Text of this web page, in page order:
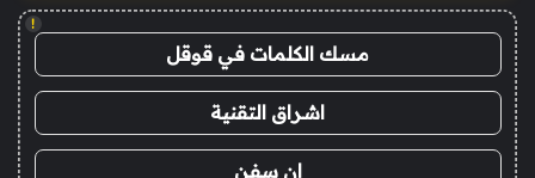
!
مسك الكلمات في قوقل
اشراق التقنية
ان سفن